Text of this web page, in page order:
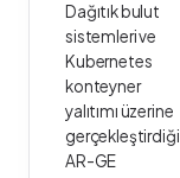
Dağıtık bulut
sistemleri ve
Kubernetes
konteyner
yalıtımı üzerine
gerçekleştirdiği
AR-GE